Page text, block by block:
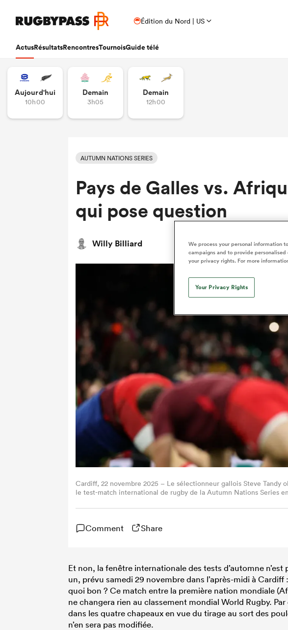
Édition du Nord | US
ActusRésultatsRencontresTournoisGuide télé
Aujourd'hui
10h00
Demain
3h05
Demain
12h00
AUTUMN NATIONS SERIES
Pays de Galles vs.
qui pose question
Willy Billiard
Cardiff, 22 novembre 2025 – Le sélectionneur gallois Steve Tandy
le test-match international de rugby de la Autumn Nations Series
Comment Share
Et non, la fenêtre internationale des tests d’automne
un, prévu samedi 29 novembre dans l’après-midi à
quoi bon ? Ce match entre la première nation mondiale
ne changera rien au classement mondial World Rugby.
dans les quatre chapeaux en vue du tirage au sort des
n’en sera pas modifiée.
We process your personal information
campaigns and to provide
your privacy rights. For more
Your Privacy Rights